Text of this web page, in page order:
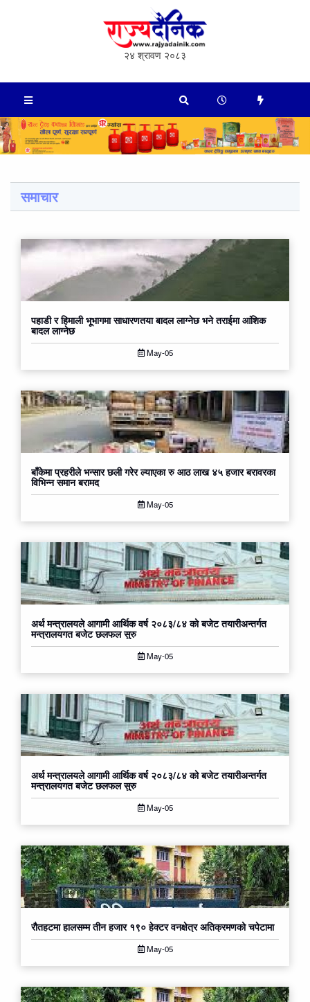
२४ श्रावण २०८३
समाचार
पहाडी र हिमाली भूभागमा साधारणतया बादल लाग्नेछ भने तराईमा आंशिक
बादल लाग्नेछ
May-05
बाँकेमा प्रहरीले भन्सार छली गरेर ल्याएका रु आठ लाख ४५ हजार बरावरका
विभिन्न समान बरामद
May-05
अर्थ मन्त्रालयले आगामी आर्थिक वर्ष २०८३/८४ को बजेट तयारीअन्तर्गत
मन्त्रालयगत बजेट छलफल सुरु
May-05
अर्थ मन्त्रालयले आगामी आर्थिक वर्ष २०८३/८४ को बजेट तयारीअन्तर्गत
मन्त्रालयगत बजेट छलफल सुरु
May-05
रौतहटमा हालसम्म तीन हजार १९० हेक्टर वनक्षेत्र अतिक्रमणको चपेटामा
May-05